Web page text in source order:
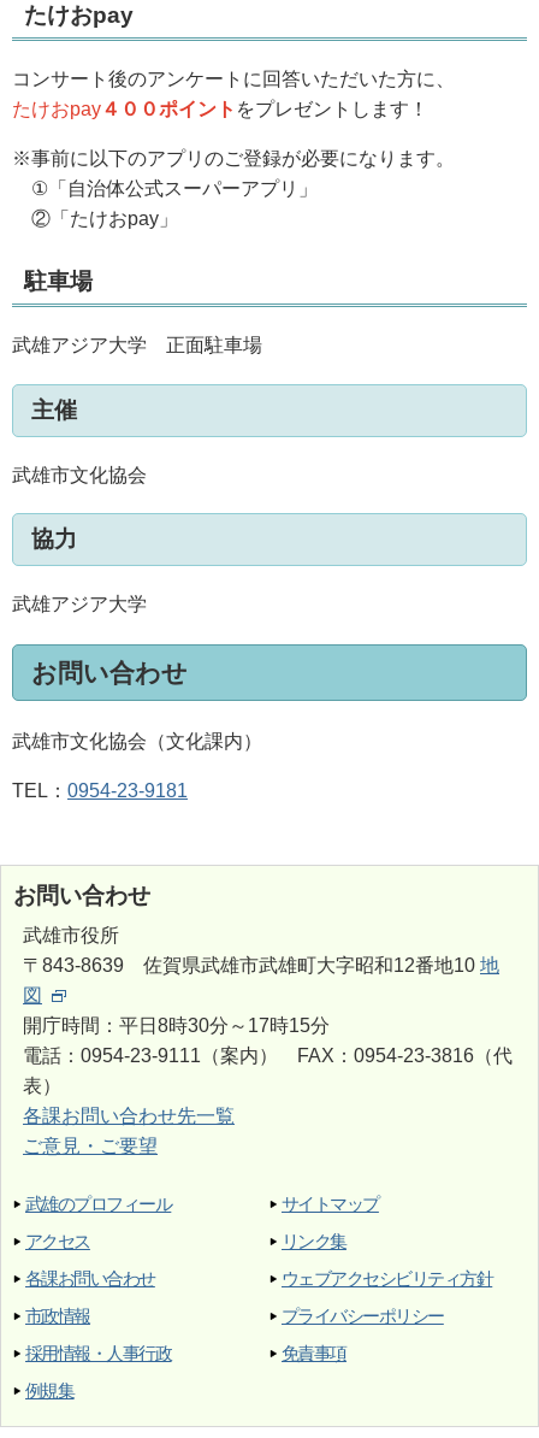
たけおpay
コンサート後のアンケートに回答いただいた方に、
たけおpay４００ポイント をプレゼントします！
※事前に以下のアプリのご登録が必要になります。
①「自治体公式スーパーアプリ」
②「たけおpay」
駐車場
武雄アジア大学 正面駐車場
主催
武雄市文化協会
協力
武雄アジア大学
お問い合わせ
武雄市文化協会（文化課内）
TEL： 0954-23-9181
お問い合わせ
武雄市役所
〒843-8639 佐賀県武雄市武雄町大字昭和12番地10 地
図
開庁時間：平日8時30分～17時15分
電話：0954-23-9111（案内） FAX：0954-23-3816（代
表）
各課お問い合わせ先一覧
ご意見・ご要望
武雄のプロフィール
アクセス
各課お問い合わせ
市政情報
採用情報・人事行政
例規集
サイトマップ
リンク集
ウェブアクセシビリティ方針
プライバシーポリシー
免責事項